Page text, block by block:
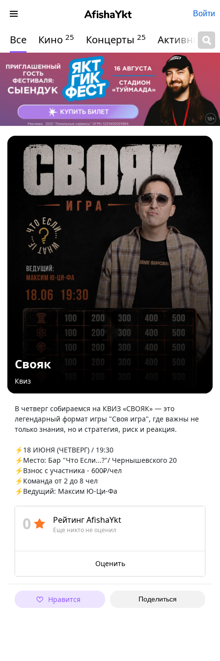
Войти
Все Кино 25 Концерты 25 Активный
Свояк
Квиз
В четверг собираемся на КВИЗ «СВОЯК» — это
легендарный формат игры "Своя игра", где важны не
только знания, но и стратегия, риск и реакция.
⚡️18 ИЮНЯ (ЧЕТВЕРГ) / 19:30
⚡️Место: Бар "Что Если...?"/ Чернышевского 20
⚡️Взнос с участника - 600₽/чел
⚡️Команда от 2 до 8 чел
⚡️Ведущий: Максим Ю-Ци-Фа
0 Рейтинг AfishaYkt
Еще никто не оценил
Оценить
Нравится Поделиться